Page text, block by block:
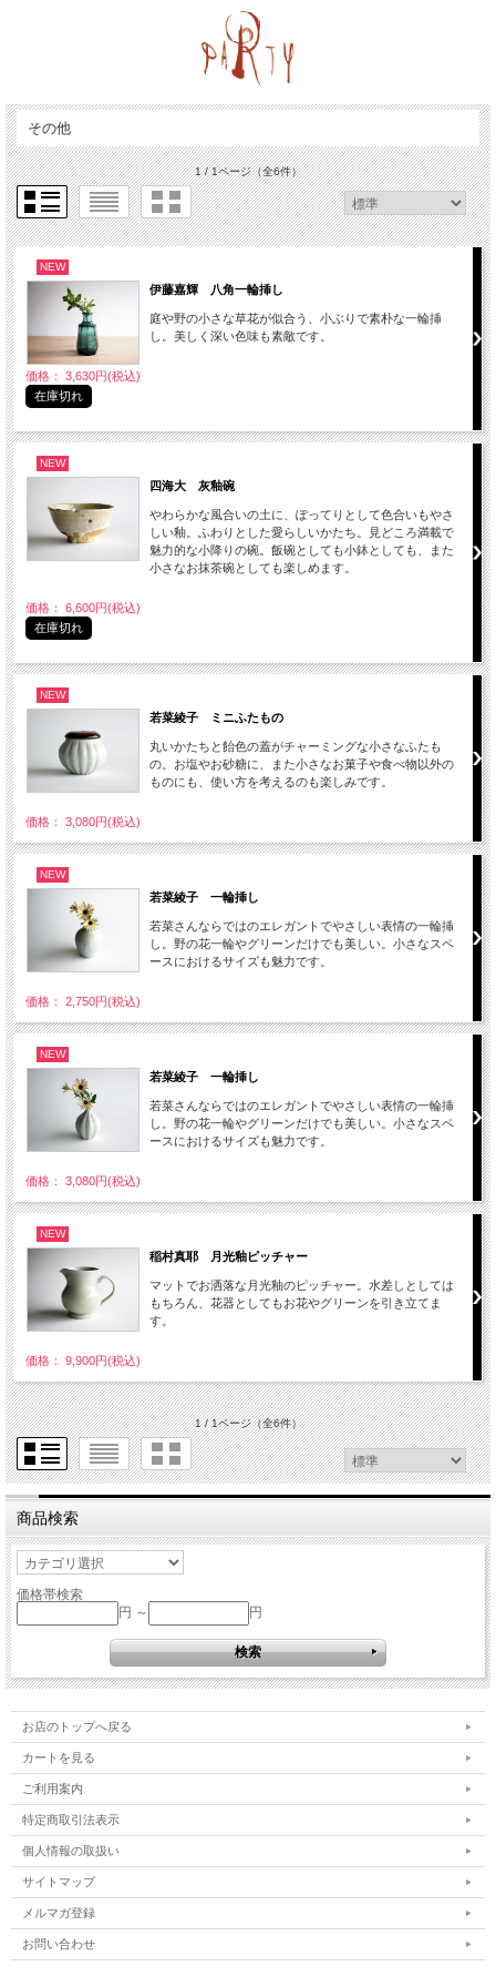
その他
1 / 1ページ（全6件）
NEW
伊藤嘉輝 八角一輪挿し
庭や野の小さな草花が似合う、小ぶりで素朴な一輪挿
し。美しく深い色味も素敵です。
価格： 3,630円(税込)
在庫切れ
NEW
四海大 灰釉碗
やわらかな風合いの土に、ぽってりとして色合いもやさ
しい釉。ふわりとした愛らしいかたち。見どころ満載で
魅力的な小降りの碗。飯碗としても小鉢としても、また
小さなお抹茶碗としても楽しめます。
価格： 6,600円(税込)
在庫切れ
NEW
若菜綾子 ミニふたもの
丸いかたちと飴色の蓋がチャーミングな小さなふたも
の。お塩やお砂糖に、また小さなお菓子や食べ物以外の
ものにも、使い方を考えるのも楽しみです。
価格： 3,080円(税込)
NEW
若菜綾子 一輪挿し
若菜さんならではのエレガントでやさしい表情の一輪挿
し。野の花一輪やグリーンだけでも美しい。小さなスペ
ースにおけるサイズも魅力です。
価格： 2,750円(税込)
NEW
若菜綾子 一輪挿し
若菜さんならではのエレガントでやさしい表情の一輪挿
し。野の花一輪やグリーンだけでも美しい。小さなスペ
ースにおけるサイズも魅力です。
価格： 3,080円(税込)
NEW
稲村真耶 月光釉ピッチャー
マットでお洒落な月光釉のピッチャー。水差しとしては
もちろん、花器としてもお花やグリーンを引き立てま
す。
価格： 9,900円(税込)
1 / 1ページ（全6件）
商品検索
価格帯検索
円 ～
円
お店のトップへ戻る
カートを見る
ご利用案内
特定商取引法表示
個人情報の取扱い
サイトマップ
メルマガ登録
お問い合わせ